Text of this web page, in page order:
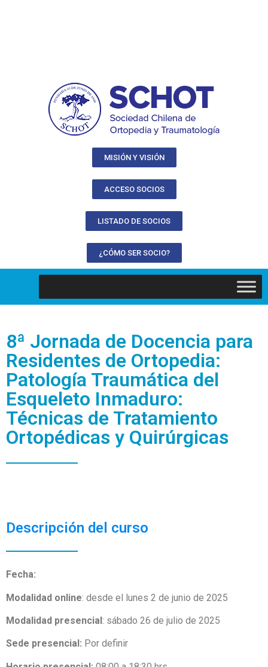
MISIÓN Y VISIÓN
ACCESO SOCIOS
LISTADO DE SOCIOS
¿CÓMO SER SOCIO?
8ª Jornada de Docencia para
Residentes de Ortopedia:
Patología Traumática del
Esqueleto Inmaduro:
Técnicas de Tratamiento
Ortopédicas y Quirúrgicas
Descripción del curso
Fecha:
Modalidad online: desde el lunes 2 de junio de 2025
Modalidad presencial: sábado 26 de julio de 2025
Sede presencial: Por definir